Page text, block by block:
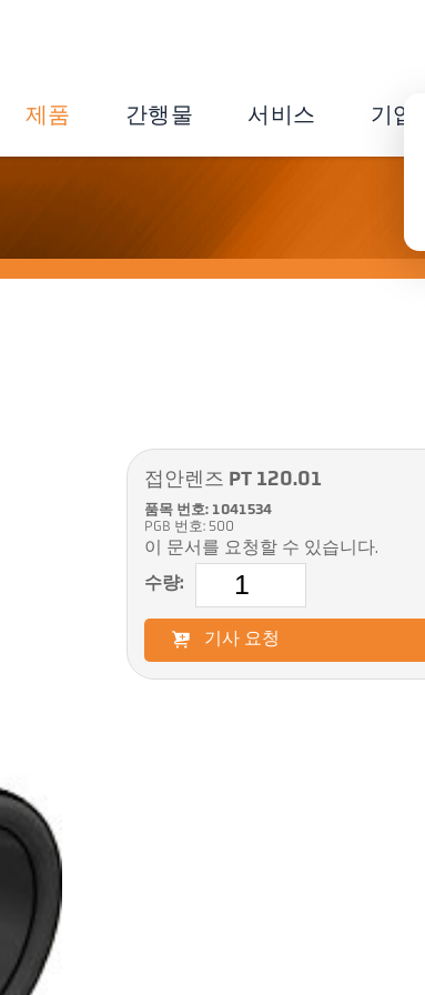
제품 간행물 서비스 기업
접안렌즈 PT 120.01
품목 번호: 1041534
PGB 번호: 500
이 문서를 요청할 수 있습니다.
수량:
기사 요청